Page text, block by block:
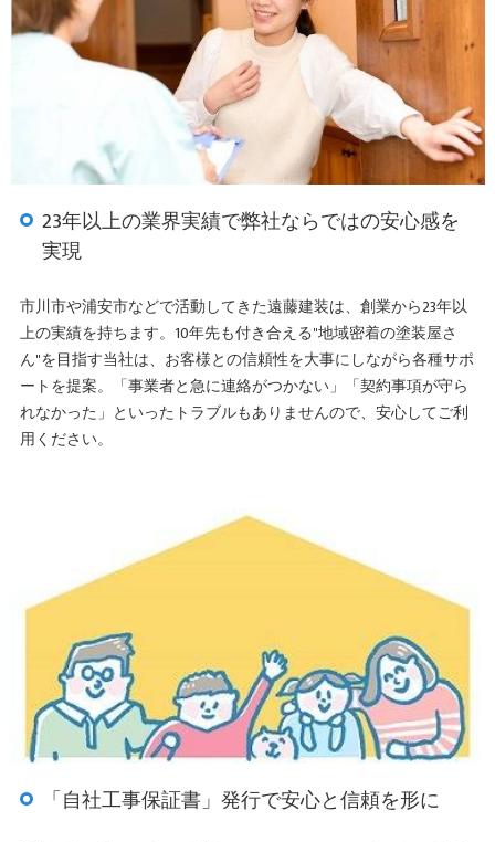
23年以上の業界実績で弊社ならではの安心感を
実現
市川市や浦安市などで活動してきた遠藤建装は、創業から23年以
上の実績を持ちます。10年先も付き合える"地域密着の塗装屋さ
ん"を目指す当社は、お客様との信頼性を大事にしながら各種サポ
ートを提案。「事業者と急に連絡がつかない」「契約事項が守ら
れなかった」といったトラブルもありませんので、安心してご利
用ください。
「自社工事保証書」発行で安心と信頼を形に